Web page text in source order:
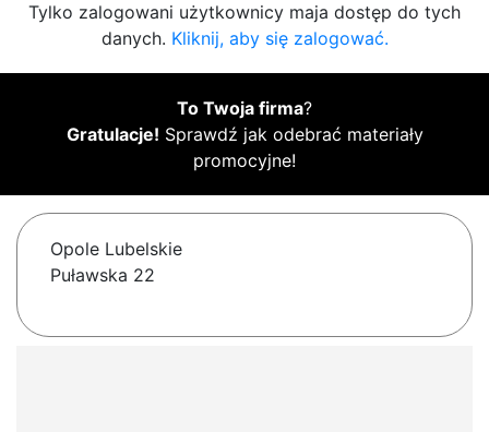
Tylko zalogowani użytkownicy maja dostęp do tych
danych. Kliknij, aby się zalogować.
To Twoja firma?
Gratulacje! Sprawdź jak odebrać materiały
promocyjne!
Opole Lubelskie
Puławska 22